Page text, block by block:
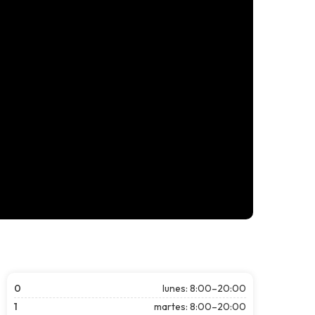
0
lunes: 8:00–20:00
1
martes: 8:00–20:00